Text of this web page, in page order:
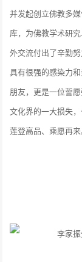
并发起创立佛教多
库，为佛教学术研
外交流付出了辛勤
具有很强的感染力
朋友，更是一位誓
文化界的一大损失
莲登高品、乘愿再来